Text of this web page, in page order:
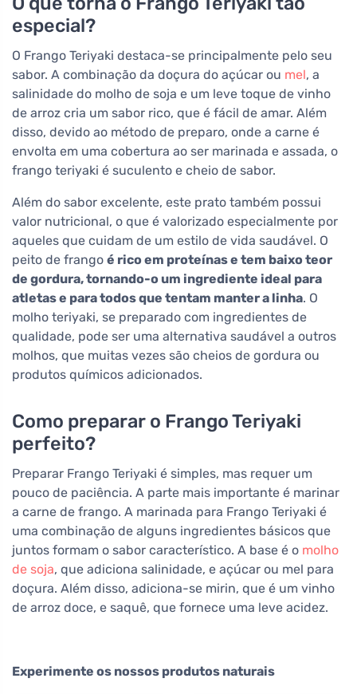
especial?
O Frango Teriyaki destaca-se principalmente pelo seu
sabor. A combinação da doçura do açúcar ou mel, a
salinidade do molho de soja e um leve toque de vinho
de arroz cria um sabor rico, que é fácil de amar. Além
disso, devido ao método de preparo, onde a carne é
envolta em uma cobertura ao ser marinada e assada, o
frango teriyaki é suculento e cheio de sabor.
Além do sabor excelente, este prato também possui
valor nutricional, o que é valorizado especialmente por
aqueles que cuidam de um estilo de vida saudável. O
peito de frango é rico em proteínas e tem baixo teor
de gordura, tornando-o um ingrediente ideal para
atletas e para todos que tentam manter a linha. O
molho teriyaki, se preparado com ingredientes de
qualidade, pode ser uma alternativa saudável a outros
molhos, que muitas vezes são cheios de gordura ou
produtos químicos adicionados.
Como preparar o Frango Teriyaki
perfeito?
Preparar Frango Teriyaki é simples, mas requer um
pouco de paciência. A parte mais importante é marinar
a carne de frango. A marinada para Frango Teriyaki é
uma combinação de alguns ingredientes básicos que
juntos formam o sabor característico. A base é o molho
de soja, que adiciona salinidade, e açúcar ou mel para
doçura. Além disso, adiciona-se mirin, que é um vinho
de arroz doce, e saquê, que fornece uma leve acidez.
Experimente os nossos produtos naturais